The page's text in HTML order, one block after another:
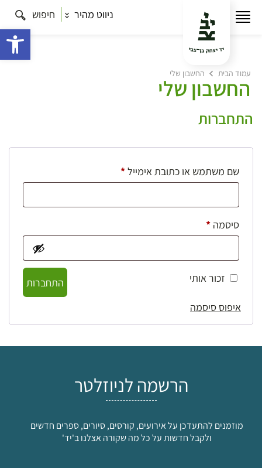
ניווט מהיר חיפוש
עמוד הבית החשבון שלי
החשבון שלי
התחברות
שם משתמש או כתובת אימייל*חובה
סיסמה *חובה
זכור אותי
התחברות
איפוס סיסמה
הרשמה לניוזלטר
מוזמנים להתעדכן על אירועים, קורסים, סיורים, ספרים חדשים
ולקבל חדשות על כל מה שקורה אצלנו ב'יד'